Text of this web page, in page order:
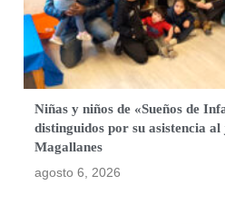
Niñas y niños de «Sueños de
distinguidos por su asistencia
Magallanes
agosto 6, 2026